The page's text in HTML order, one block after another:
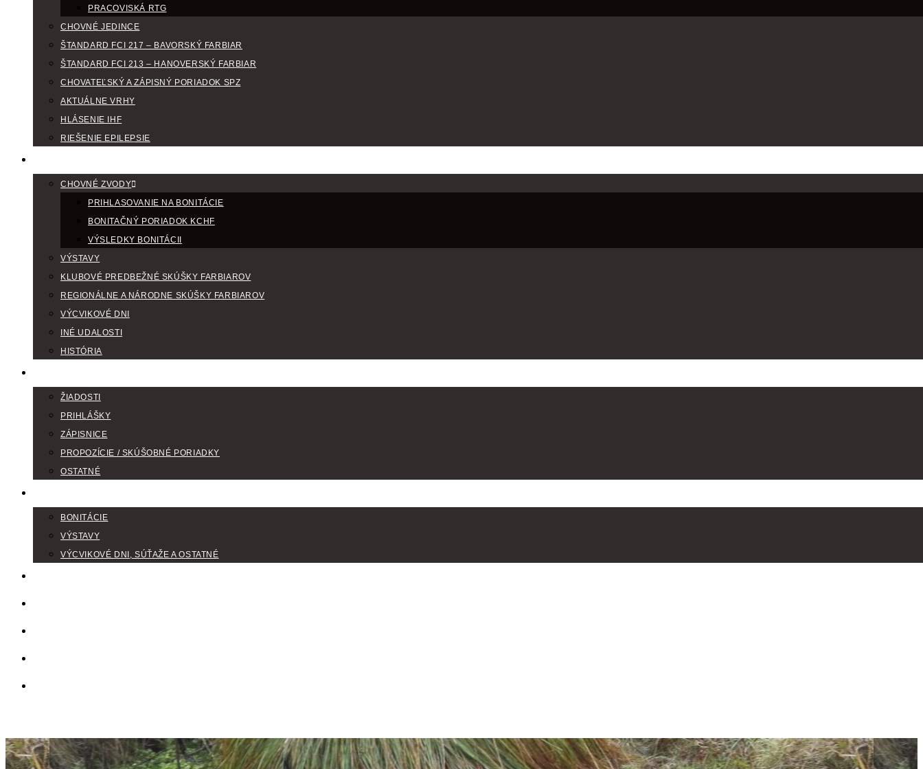
PRACOVISKÁ RTG
CHOVNÉ JEDINCE
ŠTANDARD FCI 217 – BAVORSKÝ FARBIAR
ŠTANDARD FCI 213 – HANOVERSKÝ FARBIAR
CHOVATEĽSKÝ A ZÁPISNÝ PORIADOK SPZ
AKTUÁLNE VRHY
HLÁSENIE IHF
RIEŠENIE EPILEPSIE
CHOVNÉ ZVODY
PRIHLASOVANIE NA BONITÁCIE
BONITAČNÝ PORIADOK KCHF
VÝSLEDKY BONITÁCII
VÝSTAVY
KLUBOVÉ PREDBEŽNÉ SKÚŠKY FARBIAROV
REGIONÁLNE A NÁRODNE SKÚŠKY FARBIAROV
VÝCVIKOVÉ DNI
INÉ UDALOSTI
HISTÓRIA
ŽIADOSTI
PRIHLÁŠKY
ZÁPISNICE
PROPOZÍCIE / SKÚŠOBNÉ PORIADKY
OSTATNÉ
BONITÁCIE
VÝSTAVY
VÝCVIKOVÉ DNI, SÚŤAŽE A OSTATNÉ